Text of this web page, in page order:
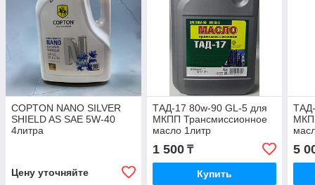
COPTON NANO SILVER
SHIELD AS SAE 5W-40
4литра
Цену уточняйте
ТАД-17 80w-90 GL-5 для
МКПП Трансмиссионное
масло 1литр
1 500₸
Купить
5